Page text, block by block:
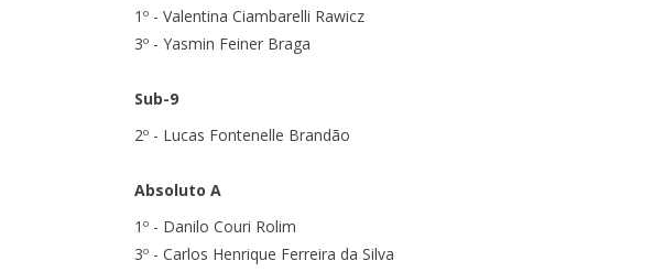
1º - Valentina Ciambarelli Rawicz
3º - Yasmin Feiner Braga
Sub-9
2º - Lucas Fontenelle Brandão
Absoluto A
1º - Danilo Couri Rolim
3º - Carlos Henrique Ferreira da Silva